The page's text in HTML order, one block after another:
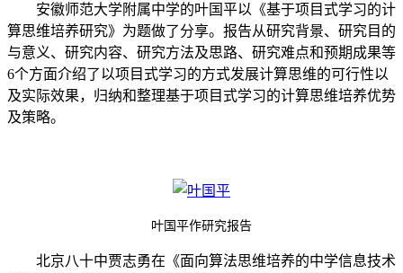
安徽师范大学附属中学的叶国平以《基于项目式学习的计
算思维培养研究》为题做了分享。报告从研究背景、研究目的
与意义、研究内容、研究方法及思路、研究难点和预期成果等
6个方面介绍了以项目式学习的方式发展计算思维的可行性以
及实际效果，归纳和整理基于项目式学习的计算思维培养优势
及策略。
叶国平作研究报告
北京八十中贾志勇在《面向算法思维培养的中学信息技术